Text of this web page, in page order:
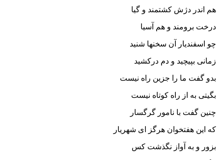
هم اندر دژش کشتمند و گیا
درخت برومند و هم آسیا
چو اسفندیار آن سخنها شنید
زمانى بپیچید و دم درکشید
بدو گفت ما را جزین راه نیست
بگیتى به از راه کوتاه نیست‏
چنین گفت با نامور گرگسار
که این هفتخوان هرگز اى شهریار
بزور و به آواز نگذشت کس